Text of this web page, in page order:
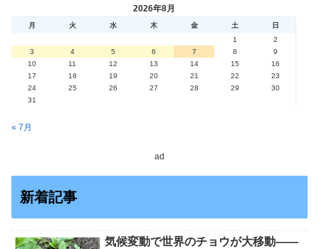
2026年8月
月 火 水 木 金 土
日
1
2
3
4 5 6 7 8
9
10
11 12 13 14 15
16
17
18 19 20 21 22
23
24
25 26 27 28 29
30
31
« 7月
ad
新着記事
気候変動で世界のチョウが大移動――